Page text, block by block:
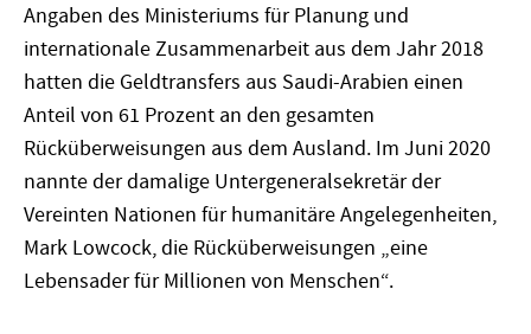
Angaben des Ministeriums für Planung und
internationale Zusammenarbeit aus dem Jahr 2018
hatten die Geldtransfers aus Saudi-Arabien einen
Anteil von 61 Prozent an den gesamten
Rücküberweisungen aus dem Ausland. Im Juni 2020
nannte der damalige Untergeneralsekretär der
Vereinten Nationen für humanitäre Angelegenheiten,
Mark Lowcock, die Rücküberweisungen „eine
Lebensader für Millionen von Menschen“.